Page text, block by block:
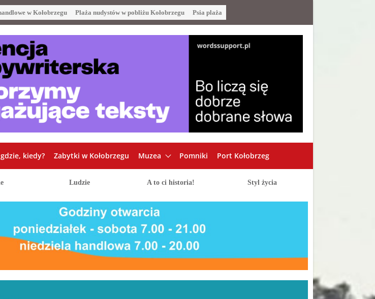
w Kołobrzegu Plaża nudystów w pobliżu Kołobrzegu Psia plaża
kiedy? Zabytki w Kołobrzegu Muzea Pomniki Port Kołobrzeg
Ludzie A to ci historia! Styl życia